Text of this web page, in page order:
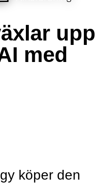
upp
med
köper den